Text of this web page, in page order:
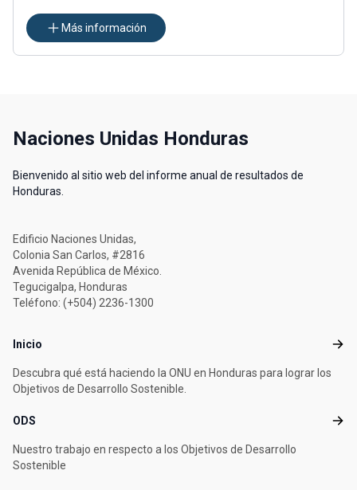
Más información
Naciones Unidas Honduras
Bienvenido al sitio web del informe anual de resultados de
Honduras.
Edificio Naciones Unidas,
Colonia San Carlos, #2816
Avenida República de México.
Tegucigalpa, Honduras
Teléfono: (+504) 2236-1300
Footer menu
Inicio Inicio
Descubra qué está haciendo la ONU en Honduras para lograr los
Objetivos de Desarrollo Sostenible.
ODS ODS
Nuestro trabajo en respecto a los Objetivos de Desarrollo
Sostenible